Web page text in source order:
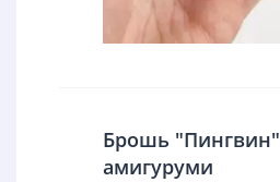
Брошь "Пингвин"
амигуруми